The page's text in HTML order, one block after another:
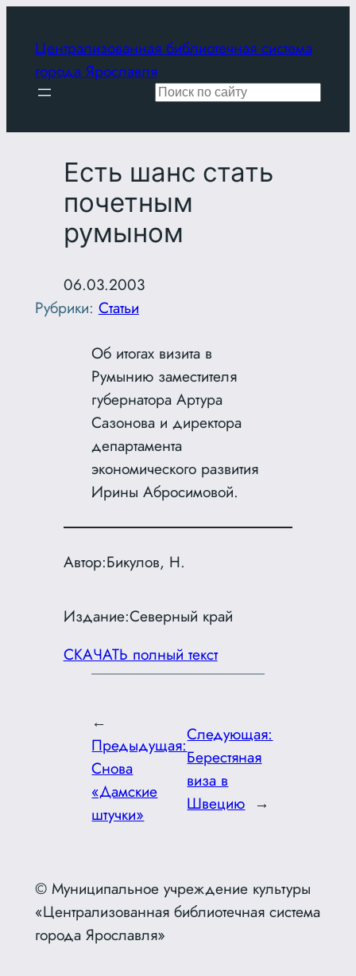
содержимому
Централизованная библиотечная система
города Ярославля
Поиск
Есть шанс стать
почетным
румыном
06.03.2003
Рубрики: Статьи
Об итогах визита в
Румынию заместителя
губернатора Артура
Сазонова и директора
департамента
экономического развития
Ирины Абросимовой.
Автор:Бикулов, Н.
Издание:Северный край
СКАЧАТЬ полный текст
←
Предыдущая:
Снова
«Дамские
штучки»
Следующая:
Берестяная
виза в
Швецию →
© Муниципальное учреждение культуры
«Централизованная библиотечная система
города Ярославля»